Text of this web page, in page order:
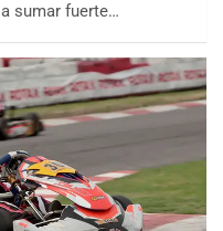
sumar fuerte…